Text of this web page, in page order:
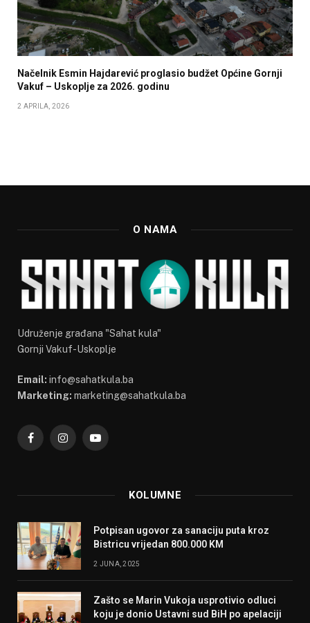
Načelnik Esmin Hajdarević proglasio budžet Općine Gornji
Vakuf – Uskoplje za 2026. godinu
2 APRILA, 2026
O NAMA
Udruženje građana "Sahat kula"
Gornji Vakuf-Uskoplje
Email: info@sahatkula.ba
Marketing: marketing@sahatkula.ba
FacebookInstagramYouTube
KOLUMNE
Potpisan ugovor za sanaciju puta kroz
Bistricu vrijedan 800.000 KM
2 JUNA, 2025
Zašto se Marin Vukoja usprotivio odluci
koju je donio Ustavni sud BiH po apelaciji